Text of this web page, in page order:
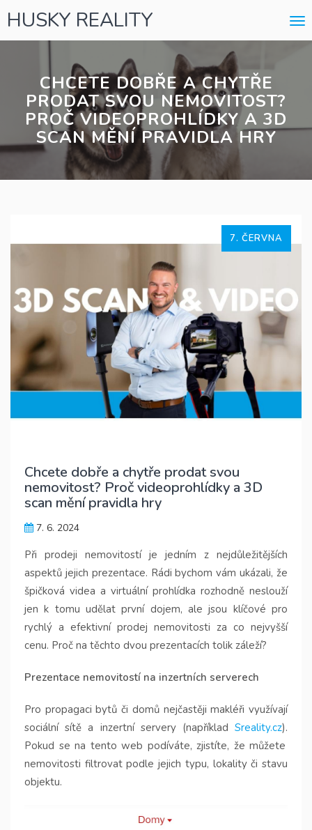
HUSKY REALITY
CHCETE DOBŘE A CHYTŘE
PRODAT SVOU NEMOVITOST?
PROČ VIDEOPROHLÍDKY A 3D
SCAN MĚNÍ PRAVIDLA HRY
Chcete dobře a chytře prodat svou
nemovitost? Proč videoprohlídky a 3D
scan mění pravidla hry
7. 6. 2024
7. ČERVNA
Při prodeji nemovitostí je jedním z nejdůležitějších
aspektů jejich prezentace. Rádi bychom vám ukázali, že
špičková videa a virtuální prohlídka rozhodně neslouží
jen k tomu udělat první dojem, ale jsou klíčové pro
rychlý a efektivní prodej nemovitosti za co nejvyšší
cenu. Proč na těchto dvou prezentacích tolik záleží?
Prezentace nemovitostí na inzertních serverech
Pro propagaci bytů či domů nejčastěji makléři využívají
sociální sítě a inzertní servery (napříkladSreality.cz).
Pokud se na tento web podíváte, zjistíte, že můžete
nemovitosti filtrovat podle jejich typu, lokality či stavu
objektu.